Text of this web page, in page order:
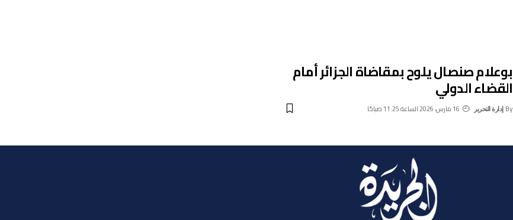
بوعلام صنصال يلوح بمقاضاة الجزائر أمام
القضاء الدولي
By إدارة التحرير 16 مارس، 2026 الساعة 11:25 صباحًا